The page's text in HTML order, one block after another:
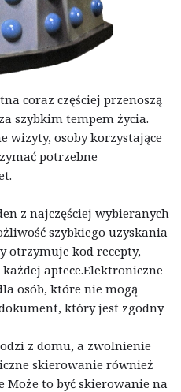
coraz częściej przenoszą
szybkim tempem życia.
wizyty, osoby korzystające
potrzebne
z najczęściej wybieranych
szybkiego uzyskania
otrzymuje kod recepty,
aptece.Elektroniczne
osób, które nie mogą
który jest zgodny
z domu, a zwolnienie
skierowanie również
to być skierowanie na